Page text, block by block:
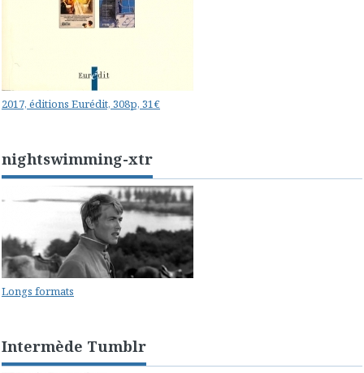
2017, éditions Eurédit, 308p, 31€
nightswimming-xtr
Longs formats
Intermède Tumblr